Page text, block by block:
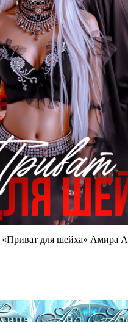
«Приват для шейха» Амира